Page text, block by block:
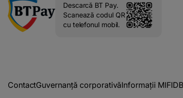
Descarcă BT Pay.
Scanează codul QR
cu telefonul mobil.
ContactGuvernanță corporativăInformații MIFID